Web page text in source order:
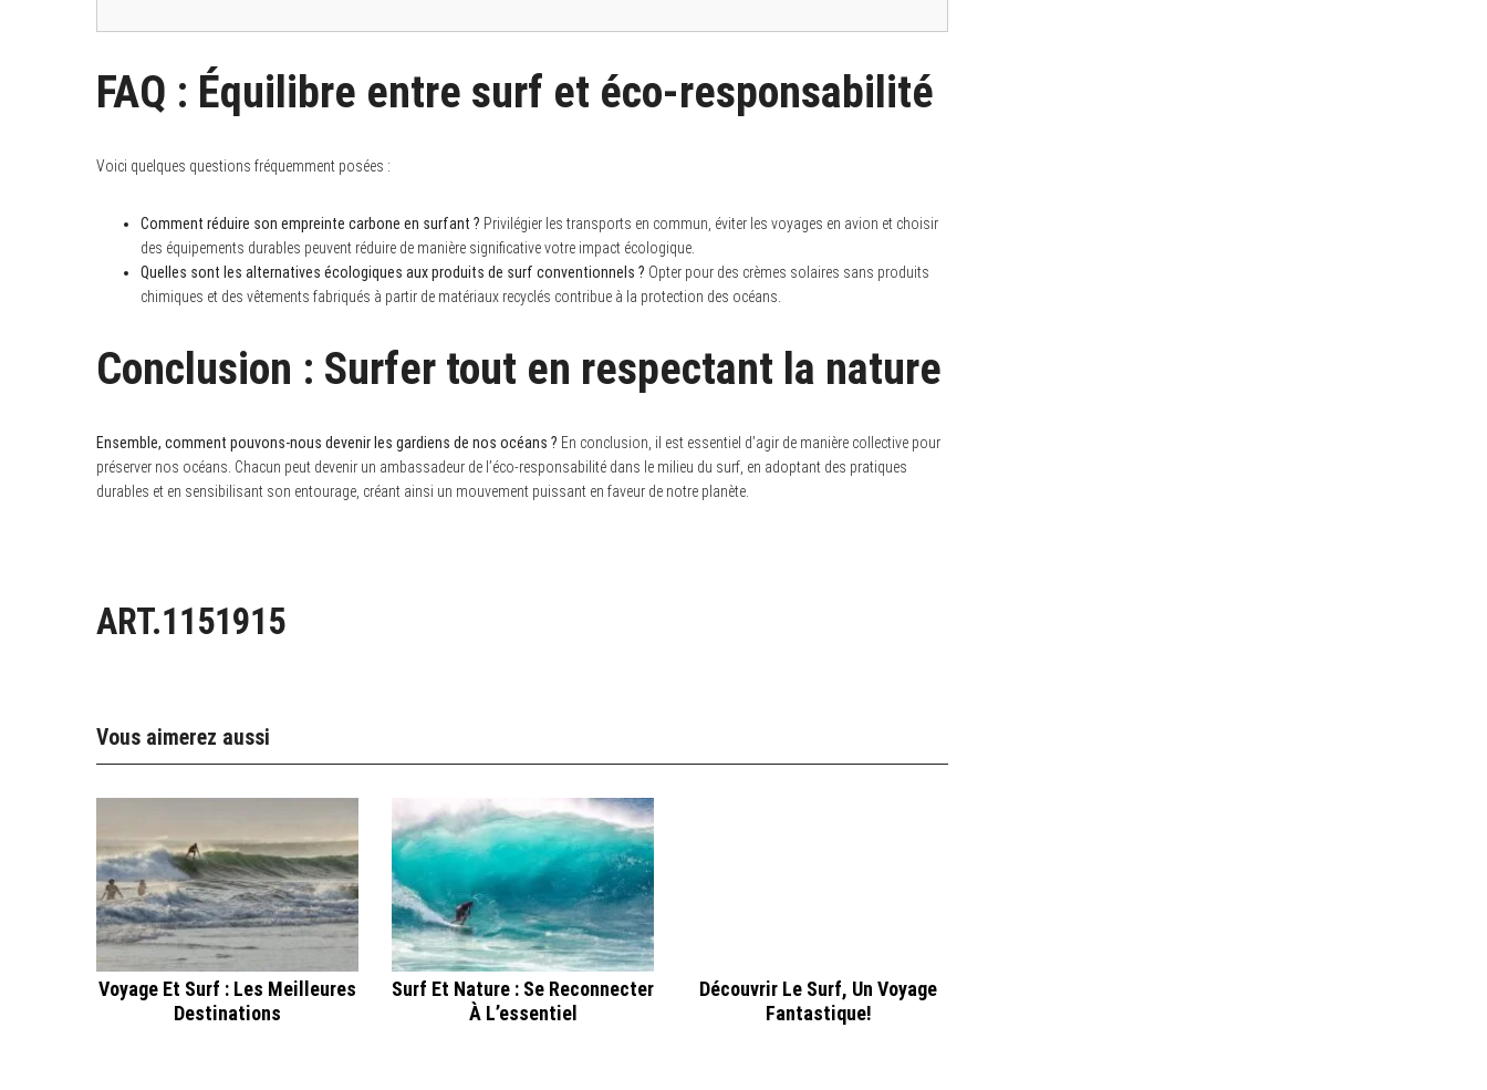
FAQ : Équilibre entre surf et éco-responsabilité
Voici quelques questions fréquemment posées :
Comment réduire son empreinte carbone en surfant ? Privilégier les transports en commun, éviter les voyages en avion et choisir
des équipements durables peuvent réduire de manière significative votre impact écologique.
Quelles sont les alternatives écologiques aux produits de surf conventionnels ? Opter pour des crèmes solaires sans produits
chimiques et des vêtements fabriqués à partir de matériaux recyclés contribue à la protection des océans.
Conclusion : Surfer tout en respectant la nature
Ensemble, comment pouvons-nous devenir les gardiens de nos océans ? En conclusion, il est essentiel d’agir de manière collective pour
préserver nos océans. Chacun peut devenir un ambassadeur de l’éco-responsabilité dans le milieu du surf, en adoptant des pratiques
durables et en sensibilisant son entourage, créant ainsi un mouvement puissant en faveur de notre planète.
ART.1151915
Vous aimerez aussi
Voyage Et Surf : Les Meilleures
Destinations
Surf Et Nature : Se Reconnecter
À L’essentiel
Découvrir Le Surf, Un Voyage
Fantastique!